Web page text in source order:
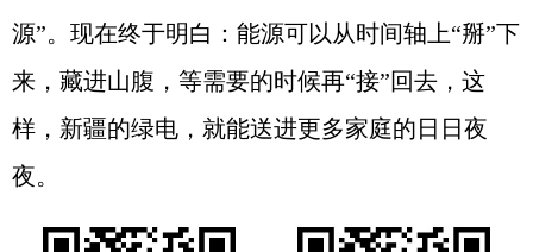
源”。现在终于明白：能源可以从时间轴上“掰”下
来，藏进山腹，等需要的时候再“接”回去，这
样，新疆的绿电，就能送进更多家庭的日日夜
夜。